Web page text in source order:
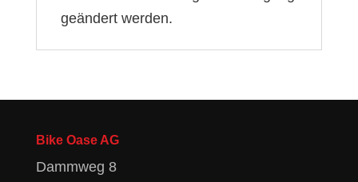
geändert werden.
Bike Oase AG
Dammweg 8